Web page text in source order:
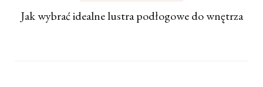
Jak wybrać idealne lustra podłogowe do wnętrza